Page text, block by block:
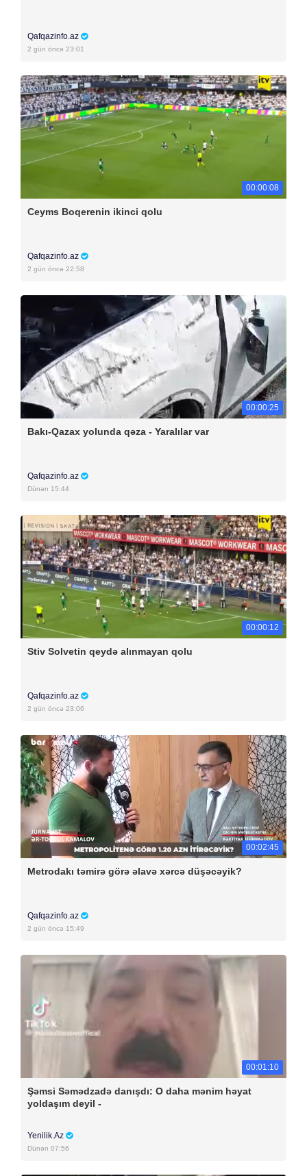
Qafqazinfo.az
2 gün öncə 23:01
00:00:08
Ceyms Boqerenin ikinci qolu
Qafqazinfo.az
2 gün öncə 22:58
00:00:25
Bakı-Qazax yolunda qəza - Yaralılar var
Qafqazinfo.az
Dünən 15:44
00:00:12
Stiv Solvetin qeydə alınmayan qolu
Qafqazinfo.az
2 gün öncə 23:06
00:02:45
Metrodakı təmirə görə əlavə xərcə düşəcəyik?
Qafqazinfo.az
2 gün öncə 15:49
00:01:10
Şəmsi Səmədzadə danışdı: O daha mənim həyat
yoldaşım deyil -
Yenilik.Az
Dünən 07:56